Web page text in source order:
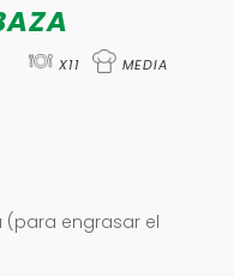
X11 MEDIA
(para engrasar el